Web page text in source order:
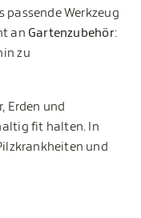
passende Werkzeug
an Gartenzubehör:
zu
Erden und
fit halten. In
und